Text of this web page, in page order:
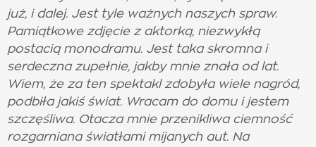
już, i dalej. Jest tyle ważnych naszych spraw.
Pamiątkowe zdjęcie z aktorką, niezwykłą
postacią monodramu. Jest taka skromna i
serdeczna zupełnie, jakby mnie znała od lat.
Wiem, że za ten spektakl zdobyła wiele nagród,
podbiła jakiś świat. Wracam do domu i jestem
szczęśliwa. Otacza mnie przenikliwa ciemność
rozgarniana światłami mijanych aut. Na